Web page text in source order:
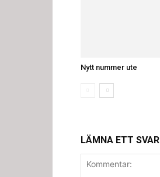
Nytt nummer ute
LÄMNA ETT SVAR